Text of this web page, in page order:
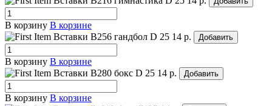
В корзину В корзине
Вставки B256 гандбол D 25 14 р. Добавить
В корзину В корзине
Вставки B280 бокс D 25 14 р. Добавить
В корзину В корзине